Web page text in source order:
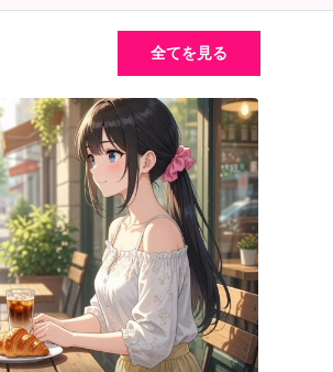
全てを見る